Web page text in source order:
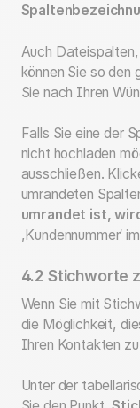
Auch
können Sie so den
Sie nach Ihren
Falls Sie eine der
nicht hochladen
ausschließen.
umrandeten
umrandet ist,
,Kundennummer‘
4.2 Stichworte
Wenn Sie mit
die Möglichkeit,
Ihren Kontakten
Unter der